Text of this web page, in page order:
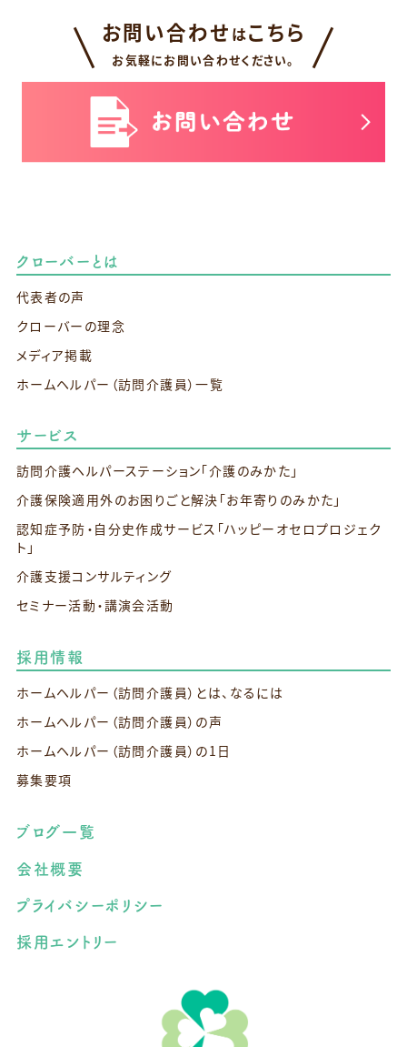
お問い合わせ はこちら
お気軽にお問い合わせください。
クローバーとは
代表者の声
クローバーの理念
メディア掲載
ホームヘルパー（訪問介護員）一覧
サービス
訪問介護ヘルパーステーション「介護のみかた」
介護保険適用外のお困りごと解決 「お年寄りのみかた」
認知症予防・自分史作成サービス 「ハッピーオセロプロジェク
ト」
介護支援コンサルティング
セミナー活動・講演会活動
採用情報
ホームヘルパー（訪問介護員）とは、なるには
ホームヘルパー（訪問介護員）の声
ホームヘルパー（訪問介護員）の1日
募集要項
ブログ一覧
会社概要
プライバシーポリシー
採用エントリー